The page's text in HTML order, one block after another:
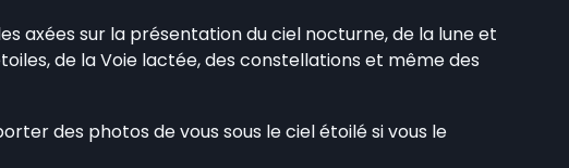
axées sur la présentation du ciel nocturne, de la lune et
de la Voie lactée, des constellations et même des
des photos de vous sous le ciel étoilé si vous le